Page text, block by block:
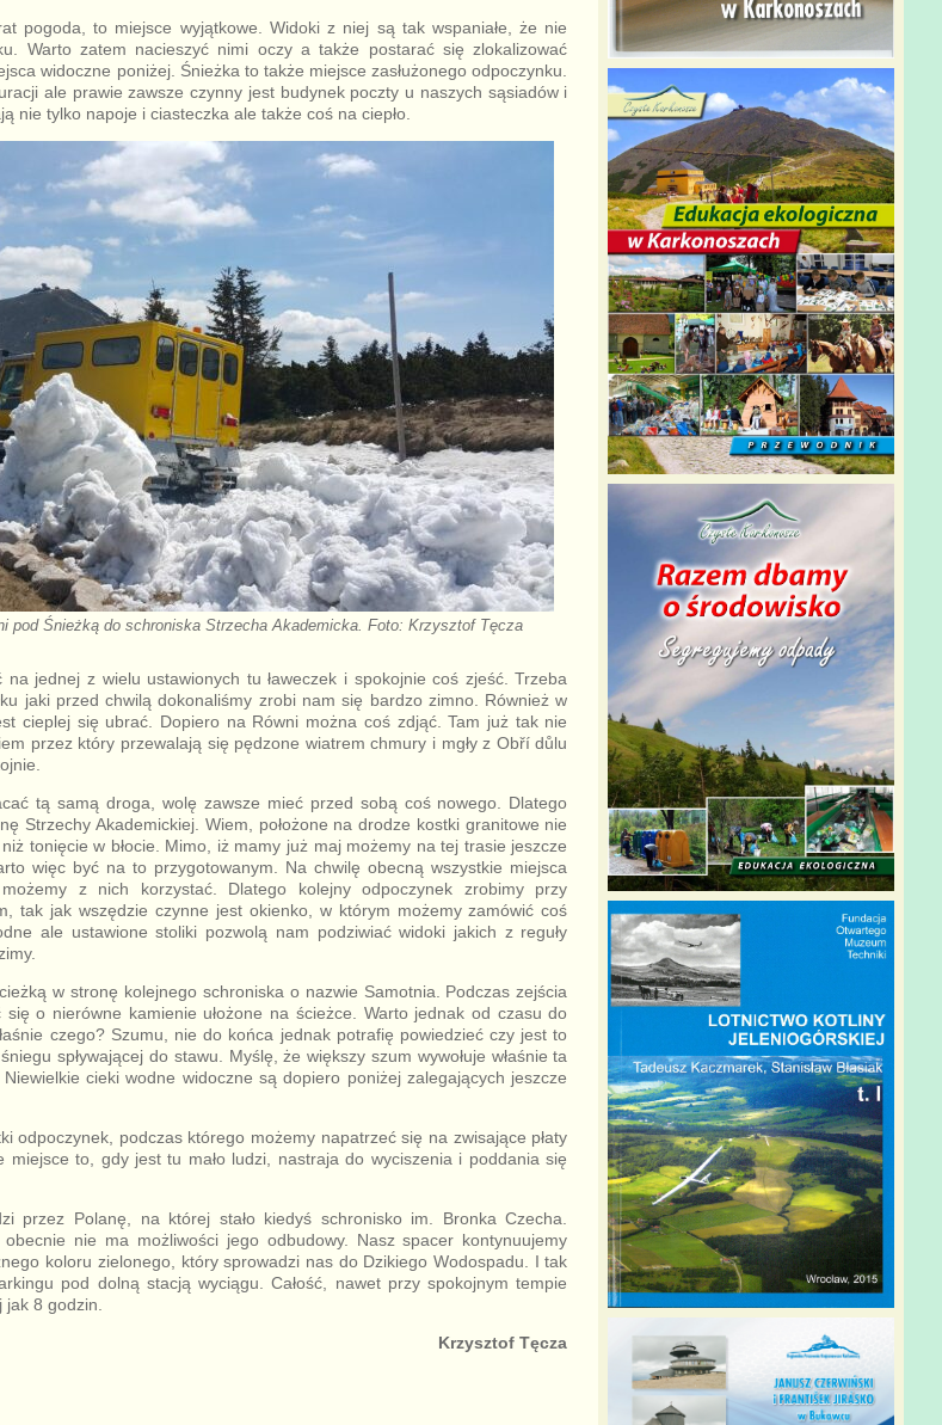
pogoda, to miejsce wyjątkowe. Widoki z niej są tak wspaniałe, że nie
Warto zatem nacieszyć nimi oczy a także postarać się zlokalizować
widoczne poniżej. Śnieżka to także miejsce zasłużonego odpoczynku.
ale prawie zawsze czynny jest budynek poczty u naszych sąsiadów i
nie tylko napoje i ciasteczka ale także coś na ciepło.
pod Śnieżką do schroniska Strzecha Akademicka. Foto: Krzysztof Tęcza
jednej z wielu ustawionych tu ławeczek i spokojnie coś zjeść. Trzeba
jaki przed chwilą dokonaliśmy zrobi nam się bardzo zimno. Również w
cieplej się ubrać. Dopiero na Równi można coś zdjąć. Tam już tak nie
przez który przewalają się pędzone wiatrem chmury i mgły z Obří důlu
tą samą droga, wolę zawsze mieć przed sobą coś nowego. Dlatego
Strzechy Akademickiej. Wiem, położone na drodze kostki granitowe nie
tonięcie w błocie. Mimo, iż mamy już maj możemy na tej trasie jeszcze
więc być na to przygotowanym. Na chwilę obecną wszystkie miejsca
z nich korzystać. Dlatego kolejny odpoczynek zrobimy przy
tak jak wszędzie czynne jest okienko, w którym możemy zamówić coś
ale ustawione stoliki pozwolą nam podziwiać widoki jakich z reguły
w stronę kolejnego schroniska o nazwie Samotnia. Podczas zejścia
o nierówne kamienie ułożone na ścieżce. Warto jednak od czasu do
czego? Szumu, nie do końca jednak potrafię powiedzieć czy jest to
spływającej do stawu. Myślę, że większy szum wywołuje właśnie ta
cieki wodne widoczne są dopiero poniżej zalegających jeszcze
odpoczynek, podczas którego możemy napatrzeć się na zwisające płaty
miejsce to, gdy jest tu mało ludzi, nastraja do wyciszenia i poddania się
przez Polanę, na której stało kiedyś schronisko im. Bronka Czecha.
nie ma możliwości jego odbudowy. Nasz spacer kontynuujemy
koloru zielonego, który sprowadzi nas do Dzikiego Wodospadu. I tak
pod dolną stacją wyciągu. Całość, nawet przy spokojnym tempie
8 godzin.
Krzysztof Tęcza